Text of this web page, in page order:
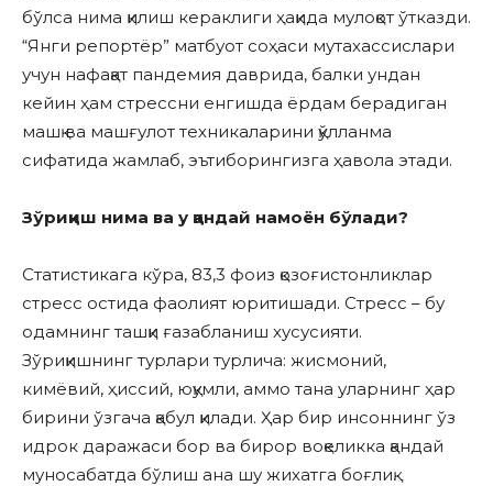
бўлса нима қилиш кераклиги ҳақида мулоқот ўтказди.
“Янги репортёр” матбуот соҳаси мутахассислари
учун нафақат пандемия даврида, балки ундан
кейин ҳам стрессни енгишда ёрдам берадиган
машқ ва машғулот техникаларини қўлланма
сифатида жамлаб, эътиборингизга ҳавола этади.
Зўриқиш нима ва у қандай намоён бўлади?
Статистикага кўра, 83,3 фоиз қозоғистонликлар
стресс остида фаолият юритишади. Стресс – бу
одамнинг ташқи ғазабланиш хусусияти.
Зўриқишнинг турлари турлича: жисмоний,
кимёвий, ҳиссий, юқумли, аммо тана уларнинг ҳар
бирини ўзгача қабул қилади. Ҳар бир инсоннинг ўз
идрок даражаси бор ва бирор воқеликка қандай
муносабатда бўлиш ана шу жихатга боғлиқ.